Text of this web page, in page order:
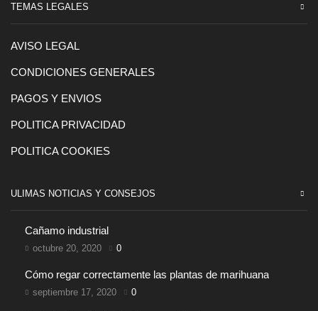
TEMAS LEGALES
AVISO LEGAL
CONDICIONES GENERALES
PAGOS Y ENVIOS
POLITICA PRIVACIDAD
POLITICA COOKIES
ULIMAS NOTICIAS Y CONSEJOS
Cañamo industrial
octubre 20, 2020 0
Cómo regar correctamente las plantas de marihuana
septiembre 17, 2020 0